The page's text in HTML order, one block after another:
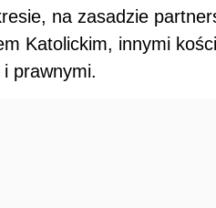
na zasadzie
Katolickim, innymi
prawnymi.